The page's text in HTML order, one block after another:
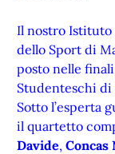
Il nostro Istituto
dello Sport di
posto nelle
Studenteschi di
Sotto l’esperta
il quartetto
Davide, Concas